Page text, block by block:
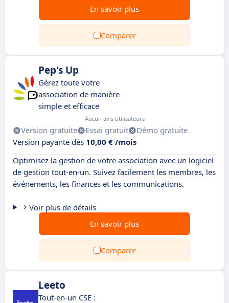
En savoir plus
Comparer
Pep's Up
Gérez toute votre
association de manière
simple et efficace
Aucun avis utilisateurs
Version gratuite Essai gratuit
Démo gratuite
Version payante dès 10,00 € /mois
Optimisez la gestion de votre association avec un logiciel
de gestion tout-en-un. Suivez facilement les membres, les
événements, les finances et les communications.
Voir plus de détails
En savoir plus
Comparer
Leeto
Tout-en-un CSE :